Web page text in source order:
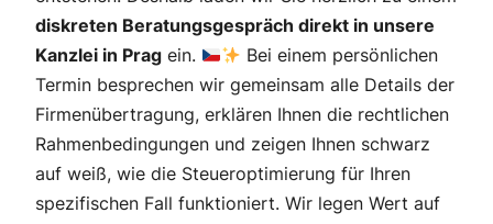
diskreten Beratungsgespräch direkt in unsere
Kanzlei in Prag ein.
Bei einem persönlichen
Termin besprechen wir gemeinsam alle Details der
Firmenübertragung, erklären Ihnen die rechtlichen
Rahmenbedingungen und zeigen Ihnen schwarz
auf weiß, wie die Steueroptimierung für Ihren
spezifischen Fall funktioniert. Wir legen Wert auf